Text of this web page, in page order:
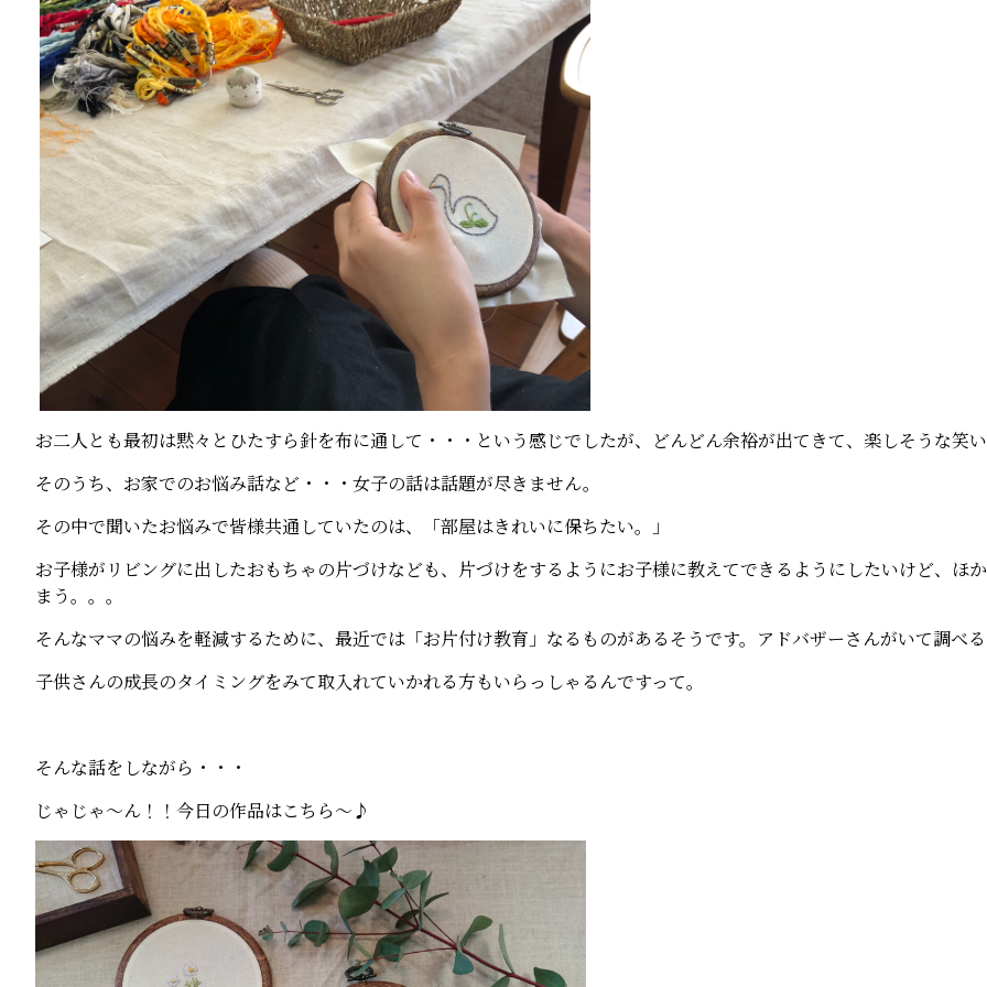
お二人とも最初は黙々とひたすら針を布に通して・・・という感じでしたが、どんどん余裕が出てきて、楽しそうな笑
そのうち、お家でのお悩み話など・・・女子の話は話題が尽きません。
その中で聞いたお悩みで皆様共通していたのは、「部屋はきれいに保ちたい。」
お子様がリビングに出したおもちゃの片づけなども、片づけをするようにお子様に教えてできるようにしたいけど、ほ
まう。。。
そんなママの悩みを軽減するために、最近では「お片付け教育」なるものがあるそうです。アドバザーさんがいて調べ
子供さんの成長のタイミングをみて取入れていかれる方もいらっしゃるんですって。
そんな話をしながら・・・
じゃじゃ～ん！！今日の作品はこちら～♪